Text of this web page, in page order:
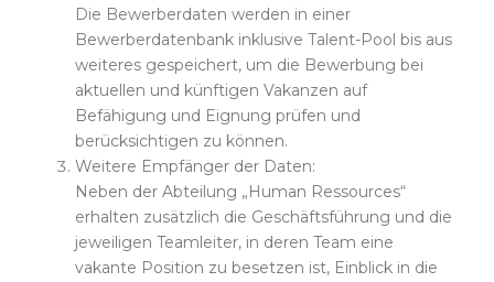
Die Bewerberdaten werden in einer
Bewerberdatenbank inklusive Talent-Pool bis aus
weiteres gespeichert, um die Bewerbung bei
aktuellen und künftigen Vakanzen auf
Befähigung und Eignung prüfen und
berücksichtigen zu können.
Weitere Empfänger der Daten:
Neben der Abteilung „Human Ressources“
erhalten zusätzlich die Geschäftsführung und die
jeweiligen Teamleiter, in deren Team eine
vakante Position zu besetzen ist, Einblick in die